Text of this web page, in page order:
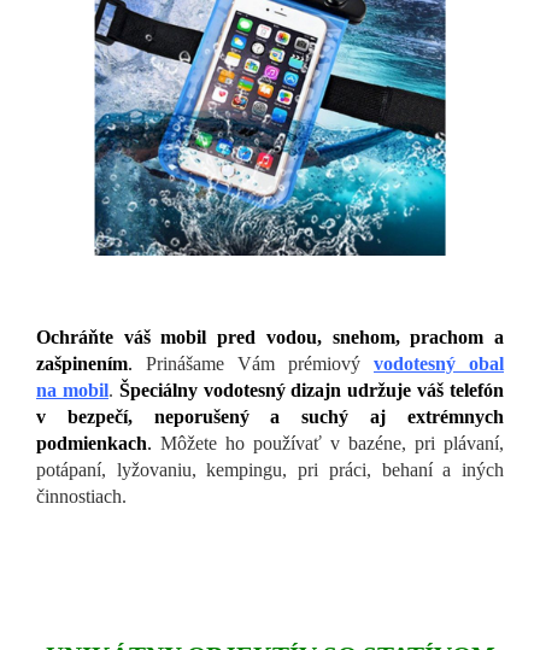
Ochráňte váš mobil pred vodou, snehom, prachom a
zašpinením. Prinášame Vám prémiový vodotesný obal
na mobil. Špeciálny vodotesný dizajn udržuje váš telefón
v bezpečí, neporušený a suchý aj extrémnych
podmienkach. Môžete ho používať v bazéne, pri plávaní,
potápaní, lyžovaniu, kempingu, pri práci, behaní a iných
činnostiach.